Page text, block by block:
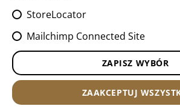
StoreLocator
Mailchimp Connected Site
ZAPISZ WYBÓR
ZAAKCEPTUJ